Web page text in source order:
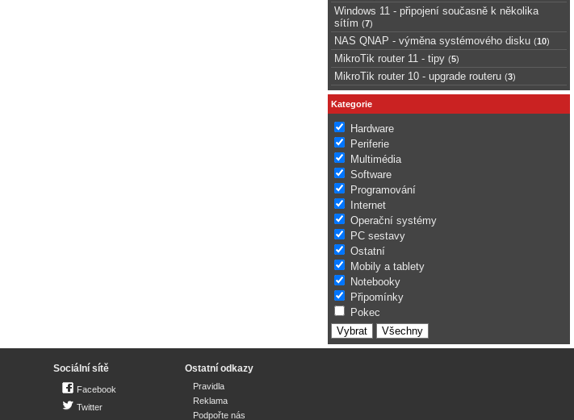
Windows 11 - připojení současně k několika
sítím (7)
NAS QNAP - výměna systémového disku (10)
MikroTik router 11 - tipy (5)
MikroTik router 10 - upgrade routeru (3)
Kategorie
Hardware
Periferie
Multimédia
Software
Programování
Internet
Operační systémy
PC sestavy
Ostatní
Mobily a tablety
Notebooky
Připomínky
Pokec
Sociální sítě
Facebook
Twitter
Ostatní odkazy
Pravidla
Reklama
Podpořte nás